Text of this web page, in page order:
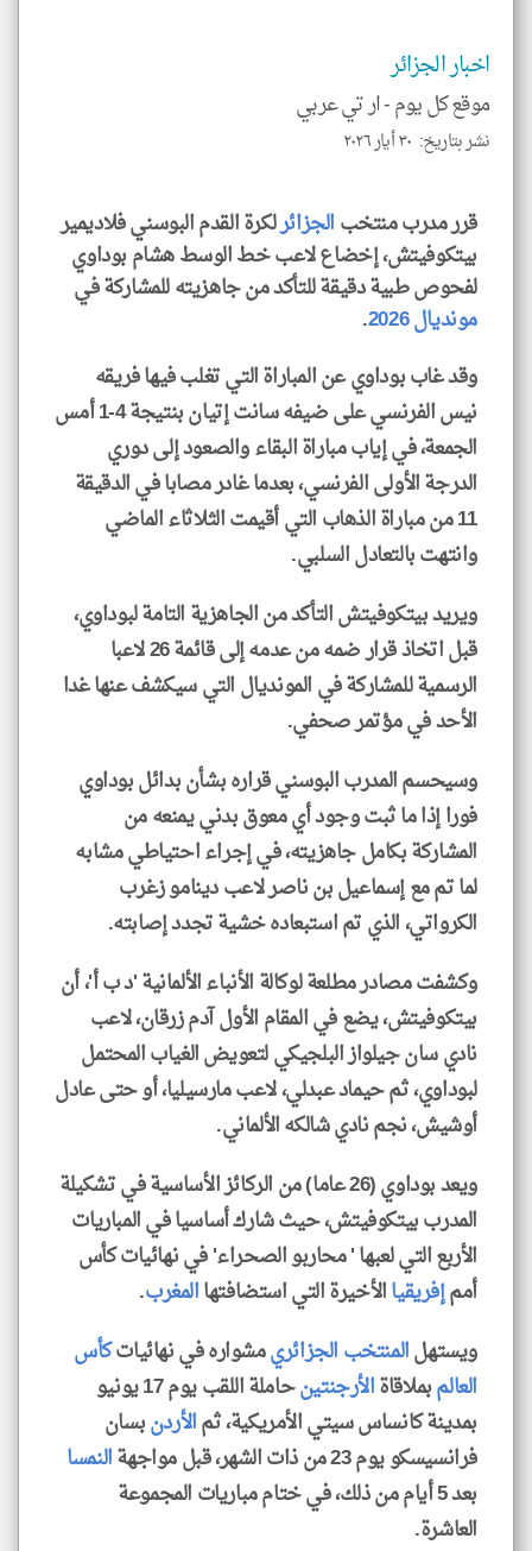
اخبار الجزائر
موقع كل يوم -ار تي عربي
نشر بتاريخ: ٣٠ أيار ٢٠٢٦
قرر مدرب منتخبالجزائرلكرة القدم البوسني فلاديمير
بيتكوفيتش، إخضاع لاعب خط الوسط هشام بوداوي
لفحوص طبية دقيقة للتأكد من جاهزيته للمشاركة في
مونديال 2026
.
وقد غاب بوداوي عن المباراة التي تغلب فيها فريقه
نيس الفرنسي على ضيفه سانت إتيان بنتيجة 4-1 أمس
الجمعة، في إياب مباراة البقاء والصعود إلى دوري
الدرجة الأولى الفرنسي، بعدما غادر مصابا في الدقيقة
11 من مباراة الذهاب التي أقيمت الثلاثاء الماضي
وانتهت بالتعادل السلبي.
ويريد بيتكوفيتش التأكد من الجاهزية التامة لبوداوي،
قبل اتخاذ قرار ضمه من عدمه إلى قائمة 26 لاعبا
الرسمية للمشاركة في المونديال التي سيكشف عنها غدا
الأحد في مؤتمر صحفي.
وسيحسم المدرب البوسني قراره بشأن بدائل بوداوي
فورا إذا ما ثبت وجود أي معوق بدني يمنعه من
المشاركة بكامل جاهزيته، في إجراء احتياطي مشابه
لما تم مع إسماعيل بن ناصر لاعب دينامو زغرب
الكرواتي، الذي تم استبعاده خشية تجدد إصابته.
وكشفت مصادر مطلعة لوكالة الأنباء الألمانية 'د ب أ'، أن
بيتكوفيتش، يضع في المقام الأول آدم زرقان، لاعب
نادي سان جيلواز البلجيكي لتعويض الغياب المحتمل
لبوداوي، ثم حيماد عبدلي، لاعب مارسيليا، أو حتى عادل
أوشيش، نجم نادي شالكه الألماني.
ويعد بوداوي (26 عاما) من الركائز الأساسية في تشكيلة
المدرب بيتكوفيتش، حيث شارك أساسيا في المباريات
الأربع التي لعبها ' محاربو الصحراء' في نهائيات كأس
أممإفريقياالأخيرة التي استضافتهاالمغرب.
ويستهلالمنتخب الجزائريمشواره في نهائياتكأس
العالمبملاقاةالأرجنتين
حاملة اللقب يوم 17 يونيو
بمدينة كانساس سيتي الأمريكية، ثمالأردنبسان
فرانسيسكو يوم 23 من ذات الشهر، قبل مواجهة
النمسا
بعد 5 أيام من ذلك، في ختام مباريات المجموعة
العاشرة.
klyoum.com